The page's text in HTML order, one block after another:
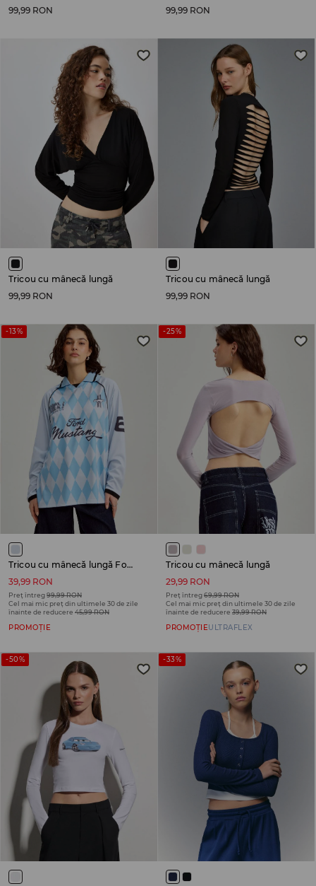
99,99 RON
99,99 RON
Tricou cu mânecă lungă
99,99 RON
Tricou cu mânecă lungă
99,99 RON
-13%
Tricou cu mânecă lungă Ford Mustang
39,99 RON
Preț întreg99,99 RON
Cel mai mic preț din ultimele 30 de zile
înainte de reducere 45,99 RON
PROMOȚIE
-25%
Tricou cu mânecă lungă
29,99 RON
Preț întreg69,99 RON
Cel mai mic preț din ultimele 30 de zile
înainte de reducere 39,99 RON
PROMOȚIEULTRAFLEX
-50% -33%